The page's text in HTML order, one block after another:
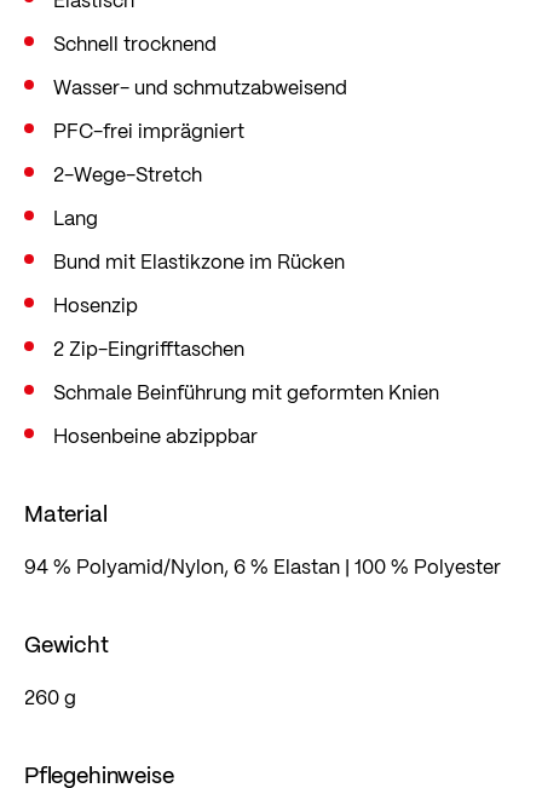
sorgen für eine gute Bewegungsfreiheit.
Schnell trocknend
Wasser- und schmutzabweisend
PFC-frei imprägniert
2-Wege-Stretch
Lang
Bund mit Elastikzone im Rücken
Hosenzip
2 Zip-Eingrifftaschen
Schmale Beinführung mit geformten Knien
Hosenbeine abzippbar
Material
94 % Polyamid/Nylon, 6 % Elastan | 100 % Polyester
Gewicht
260 g
Pflegehinweise